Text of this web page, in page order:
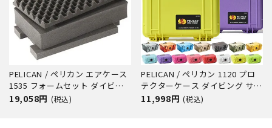
PELICAN / ペリカン エアケース
1535 フォームセット ダイビン
グ サーフィン アウトドア キャ
19,058円 (税込)
PELICAN / ペリカン 1120 プロ
テクターケース ダイビング サー
フィン アウトドア キャンプ 釣
11,998円 (税込)